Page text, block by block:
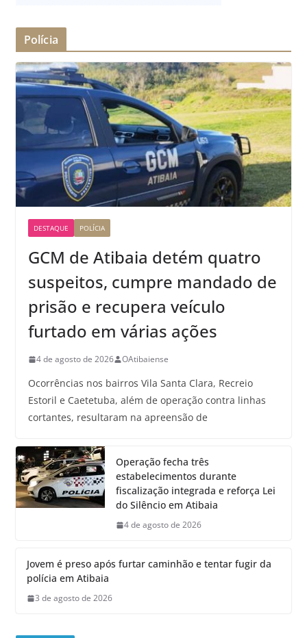
Polícia
DESTAQUE POLÍCIA
GCM de Atibaia detém quatro
suspeitos, cumpre mandado de
prisão e recupera veículo
furtado em várias ações
4 de agosto de 2026 OAtibaiense
Ocorrências nos bairros Vila Santa Clara, Recreio
Estoril e Caetetuba, além de operação contra linhas
cortantes, resultaram na apreensão de
Operação fecha três
estabelecimentos durante
fiscalização integrada e reforça Lei
do Silêncio em Atibaia
4 de agosto de 2026
Jovem é preso após furtar caminhão e tentar fugir da
polícia em Atibaia
3 de agosto de 2026